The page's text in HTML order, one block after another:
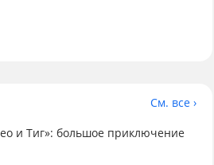
См. все ›
и Тиг»: большое приключение